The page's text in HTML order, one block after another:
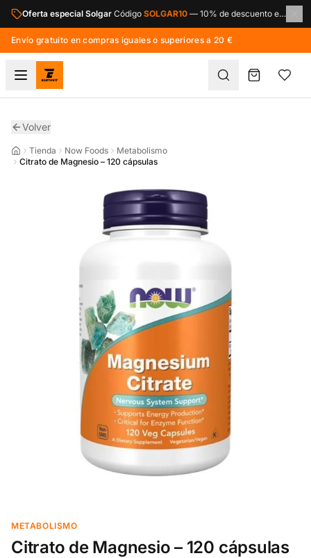
Saltar al contenido principal
Oferta especial Solgar Código SOLGAR10 — 10% de descuento en toda la marca Solgar.
Envío gratuito en compras iguales o superiores a 20 €
Volver
Tienda Now Foods
Metabolismo
Citrato de Magnesio – 120 cápsulas
METABOLISMO
Citrato de Magnesio – 120 cápsulas